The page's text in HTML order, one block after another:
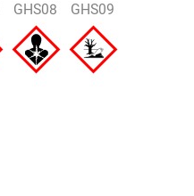
GHS08 GHS09